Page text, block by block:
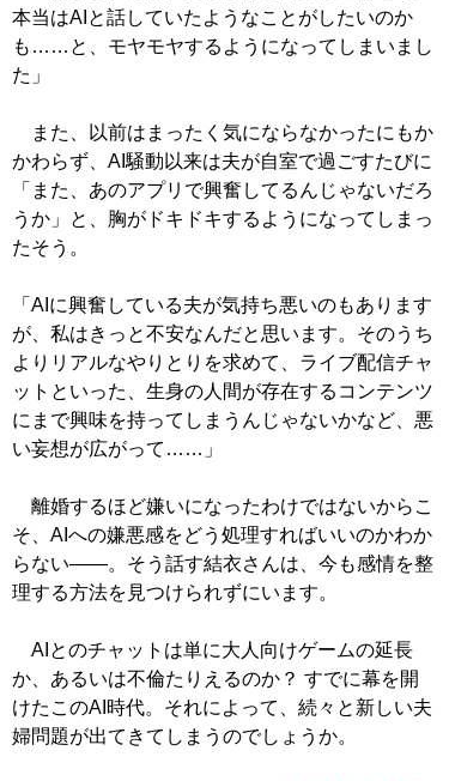
本当はAIと話していたようなことがしたいのか
も……と、モヤモヤするようになってしまいまし
た」
また、以前はまったく気にならなかったにもか
かわらず、AI騒動以来は夫が自室で過ごすたびに
「また、あのアプリで興奮してるんじゃないだろ
うか」と、胸がドキドキするようになってしまっ
たそう。
「AIに興奮している夫が気持ち悪いのもあります
が、私はきっと不安なんだと思います。そのうち
よりリアルなやりとりを求めて、ライブ配信チャ
ットといった、生身の人間が存在するコンテンツ
にまで興味を持ってしまうんじゃないかなど、悪
い妄想が広がって……」
離婚するほど嫌いになったわけではないからこ
そ、AIへの嫌悪感をどう処理すればいいのかわか
らない――。そう話す結衣さんは、今も感情を整
理する方法を見つけられずにいます。
AIとのチャットは単に大人向けゲームの延長
か、あるいは不倫たりえるのか？ すでに幕を開
けたこのAI時代。それによって、続々と新しい夫
婦問題が出てきてしまうのでしょうか。